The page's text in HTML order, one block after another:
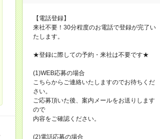
【電話登録】
来社不要！30分程度のお電話で登録が完了い
たします。
★登録に際しての予約・来社は不要です★
(1)WEB応募の場合
こちらからご連絡いたしますのでお待ちくだ
さい。
ご応募頂いた後、案内メールをお送りします
ので
内容をご確認ください。
(2)電話応募の場合